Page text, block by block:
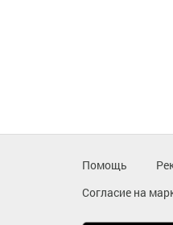
Помощь
Согласие на